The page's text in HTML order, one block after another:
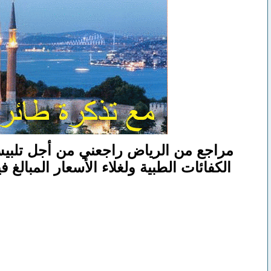
مراجع من الرياض راجعني من أجل
الكفائات الطبية ولغلاء الأسعار